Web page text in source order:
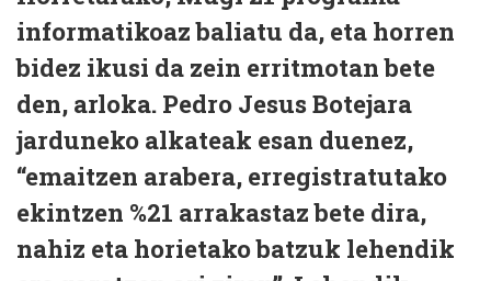
informatikoaz baliatu da, eta horren
bidez ikusi da zein erritmotan bete
den, arloka. Pedro Jesus Botejara
jarduneko alkateak esan duenez,
“emaitzen arabera, erregistratutako
ekintzen %21 arrakastaz bete dira,
nahiz eta horietako batzuk lehendik